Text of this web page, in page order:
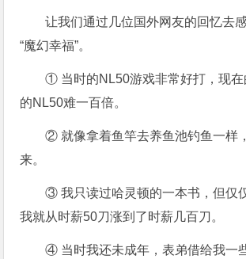
让我们通过几位国外网友的回忆去
“魔幻幸福”。
① 当时的NL50游戏非常好打，现在
的NL50难一百倍。
② 就像拿着鱼竿去养鱼池钓鱼一样
来。
③ 我只读过哈灵顿的一本书，但仅
我就从时薪50刀涨到了时薪几百刀。
④ 当时我还未成年，表弟借给我一